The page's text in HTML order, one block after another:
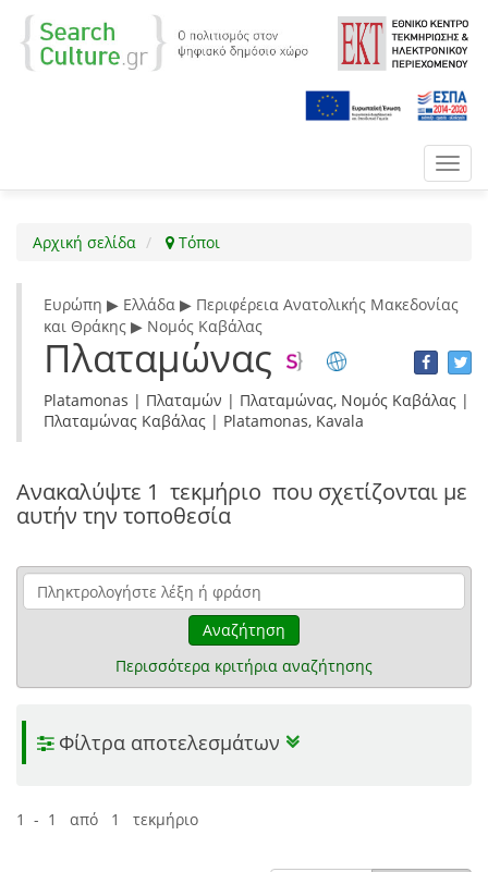
Αρχική σελίδα Τόποι
Ευρώπη ▶ Ελλάδα ▶ Περιφέρεια Ανατολικής Μακεδονίας
και Θράκης ▶ Νομός Καβάλας
Πλαταμώνας
Platamonas | Πλαταμών | Πλαταμώνας, Νομός Καβάλας |
Πλαταμώνας Καβάλας | Platamonas, Kavala
Ανακαλύψτε 1 τεκμήριο που σχετίζονται με
αυτήν την τοποθεσία
Αναζήτηση
Περισσότερα κριτήρια αναζήτησης
Φίλτρα αποτελεσμάτων
1 - 1 από 1 τεκμήριο